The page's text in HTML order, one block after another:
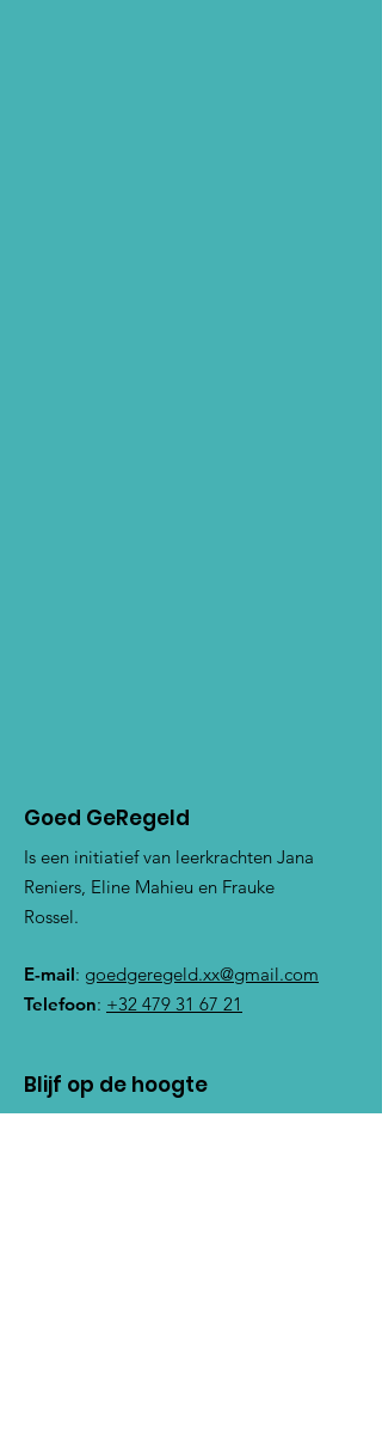
Goed GeRegeld
Is een initiatief van leerkrachten Jana
Reniers, Eline Mahieu en Frauke
Rossel.
E-mail: goedgeregeld.xx@gmail.com
Telefoon: +32 479 31 67 21
Blijf op de hoogte